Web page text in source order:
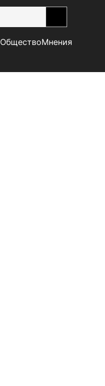
ОбществоМнения